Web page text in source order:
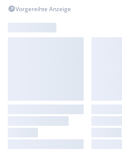
PKW-Zulassung
PTC Heater
Radstand 3200 mm
Sitzausstattung:
System
Sitze im Lade-/FG-Raum:
Vorgereihte Anzeige